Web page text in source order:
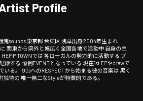
Profile
sounds 東京都 台東区 浅草出身2004年生まれ
に 関東から県外と幅広く全国各地で活動中 自身の主
HEMP TOWNでは 各ローカルの勢力的に活動する プ
録する 恒例EVENTとなっている 現在1st EPやcrewで
いる。 90sへのRESPECTから始まる彼の音楽は 黒く
独特の 唯一無二なStyleが特徴的である。